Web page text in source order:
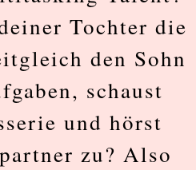
Mann
verliebt?
Tochter die
den Sohn
schaust
und hörst
zu? Also